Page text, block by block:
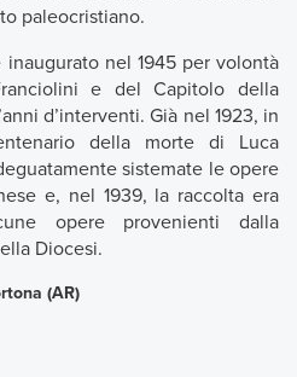
paleocristiano.
nel 1945 per volontà
e del Capitolo della
d’interventi. Già nel 1923, in
della morte di Luca
sistemate le opere
e, nel 1939, la raccolta era
opere provenienti dalla
Diocesi.
(AR)